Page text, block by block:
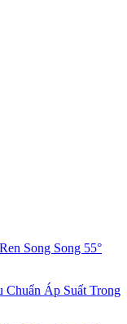
Song Song 55°
Áp Suất Trong